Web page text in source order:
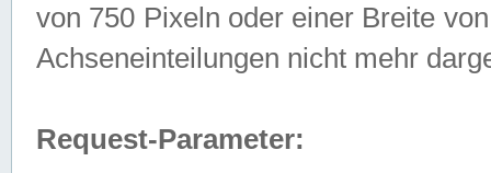
von 750 Pixeln oder einer Breite
Achseneinteilungen nicht mehr
Request-Parameter: